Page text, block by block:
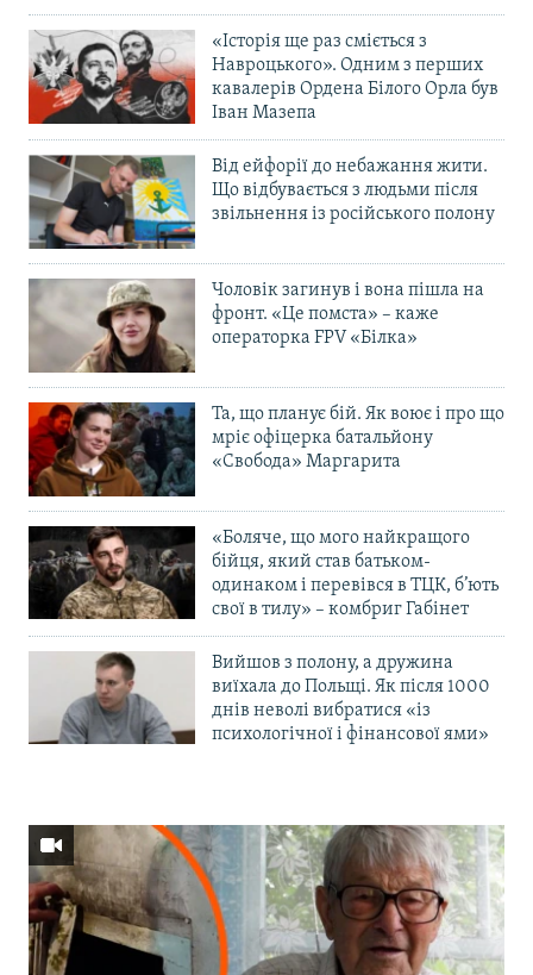
«Історія ще раз сміється з
Навроцького». Одним з перших
кавалерів Ордена Білого Орла був
Іван Мазепа
Від ейфорії до небажання жити.
Що відбувається з людьми після
звільнення із російського полону
Чоловік загинув і вона пішла на
фронт. «Це помста» – каже
операторка FPV «Білка»
Та, що планує бій. Як воює і про що
мріє офіцерка батальйону
«Свобода» Маргарита
«Боляче, що мого найкращого
бійця, який став батьком-
одинаком і перевівся в ТЦК, б’ють
свої в тилу» – комбриг Габінет
Вийшов з полону, а дружина
виїхала до Польщі. Як після 1000
днів неволі вибратися «із
психологічної і фінансової ями»